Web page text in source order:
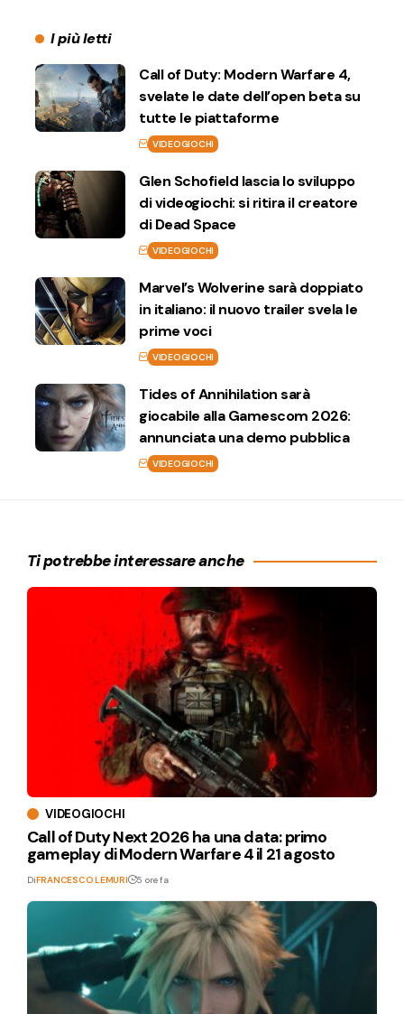
I più letti
Call of Duty: Modern Warfare 4,
svelate le date dell’open beta su
tutte le piattaforme
VIDEOGIOCHI
Glen Schofield lascia lo sviluppo
di videogiochi: si ritira il creatore
di Dead Space
VIDEOGIOCHI
Marvel’s Wolverine sarà doppiato
in italiano: il nuovo trailer svela le
prime voci
VIDEOGIOCHI
Tides of Annihilation sarà
giocabile alla Gamescom 2026:
annunciata una demo pubblica
VIDEOGIOCHI
Ti potrebbe interessare anche
VIDEOGIOCHI
Call of Duty Next 2026 ha una data: primo
gameplay di Modern Warfare 4 il 21 agosto
DiFRANCESCO LEMURI 5 ore fa